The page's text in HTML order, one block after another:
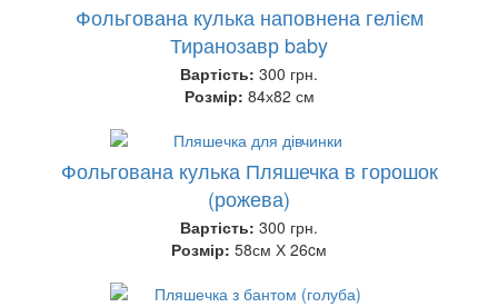
Фольгована кулька наповнена гелієм
Тиранозавр baby
Вартість: 300 грн.
Розмір: 84х82 см
Фольгована кулька Пляшечка в горошок
(рожева)
Вартість: 300 грн.
Розмір: 58см Х 26cм